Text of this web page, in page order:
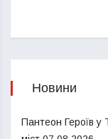
Новини
Пантеон Героїв у